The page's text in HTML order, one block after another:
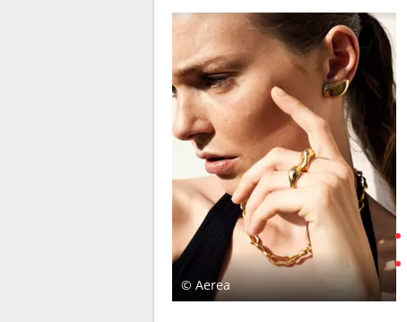
© Aerea